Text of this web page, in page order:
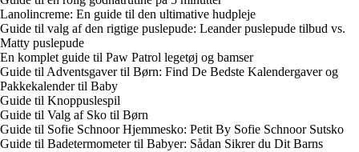
Lanolincreme: En guide til den ultimative hudpleje
Guide til valg af den rigtige puslepude: Leander puslepude tilbud vs.
Matty puslepude
En komplet guide til Paw Patrol legetøj og bamser
Guide til Adventsgaver til Børn: Find De Bedste Kalendergaver og
Pakkekalender til Baby
Guide til Knoppuslespil
Guide til Valg af Sko til Børn
Guide til Sofie Schnoor Hjemmesko: Petit By Sofie Schnoor Sutsko
Guide til Badetermometer til Babyer: Sådan Sikrer du Dit Barns